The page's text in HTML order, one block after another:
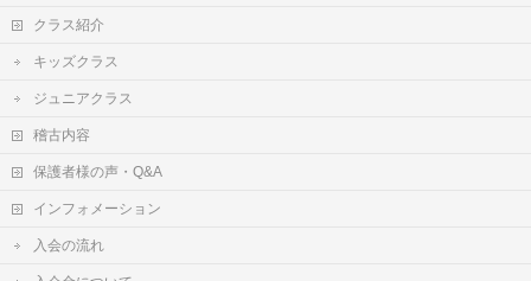
クラス紹介
キッズクラス
ジュニアクラス
稽古内容
保護者様の声・Q&A
インフォメーション
入会の流れ